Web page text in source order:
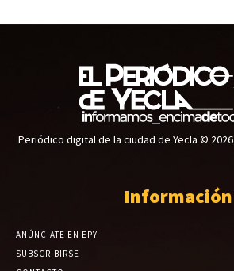
Periódico digital de la ciudad de Yecla © 2026
Información
ANÚNCIATE EN EPY
SUBSCRIBIRSE